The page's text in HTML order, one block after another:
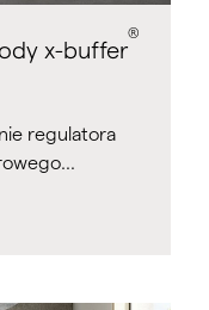
x-buffer
®
regulatora